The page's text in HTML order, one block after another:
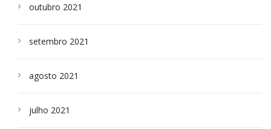
outubro 2021
setembro 2021
agosto 2021
julho 2021